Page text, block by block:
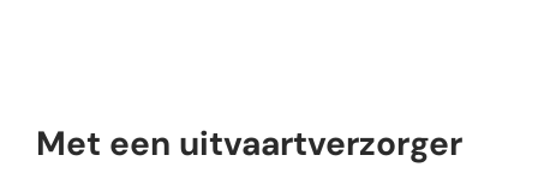
Met een uitvaartverzorger